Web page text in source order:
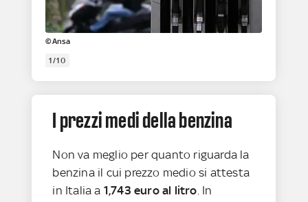
©Ansa
1/10
I prezzi medi della benzina
Non va meglio per quanto riguarda la
benzina il cui prezzo medio si attesta
in Italia a 1,743 euro al litro. In